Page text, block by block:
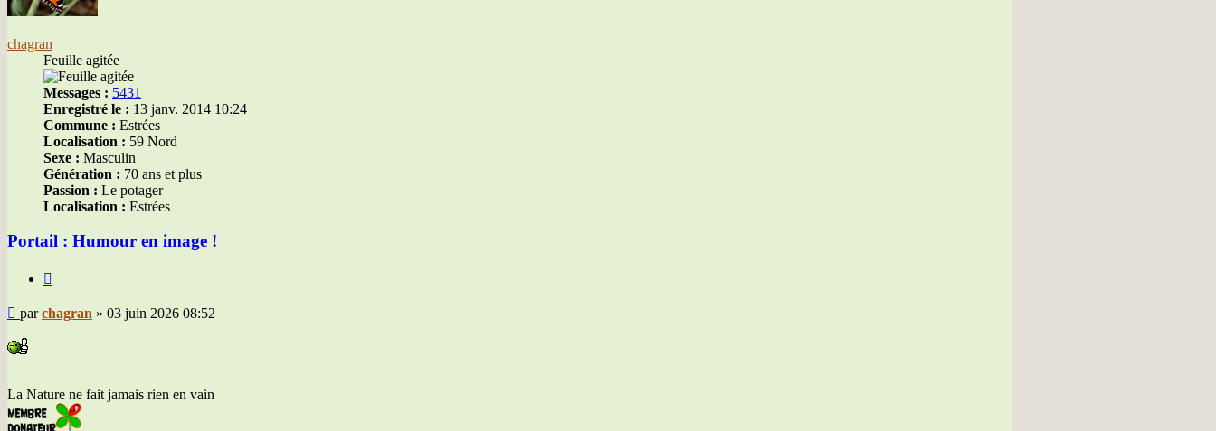
chagran
Feuille agitée
Messages : 5431
Enregistré le : 13 janv. 2014 10:24
Commune : Estrées
Localisation : 59 Nord
Sexe : Masculin
Génération : 70 ans et plus
Passion : Le potager
Localisation : Estrées
Portail : Humour en image !
Message
parchagran » 03 juin 2026 08:52
La Nature ne fait jamais rien en vain